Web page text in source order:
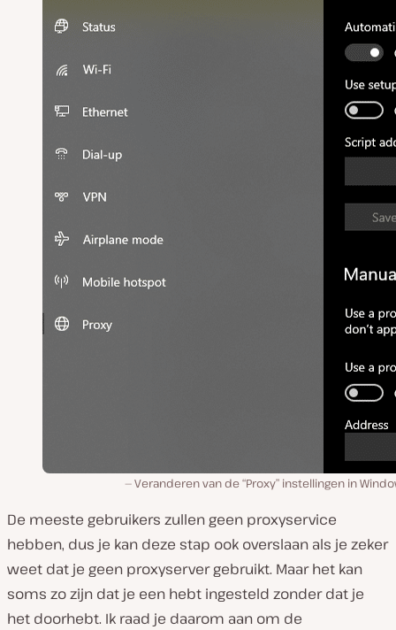
Veranderen van de “Proxy” instellingen in
De meeste gebruikers zullen geen proxyservice
hebben, dus je kan deze stap ook overslaan als je zeker
weet dat je geen proxyserver gebruikt. Maar het kan
soms zo zijn dat je een hebt ingesteld zonder dat je
het doorhebt. Ik raad je daarom aan om de